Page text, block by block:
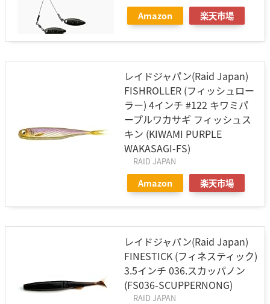
Amazon 楽天市場
レイドジャパン(Raid Japan)
FISHROLLER (フィッシュロー
ラー) 4インチ #122 キワミパ
ープルワカサギ フィッシュス
キン (KIWAMI PURPLE
WAKASAGI-FS)
RAID JAPAN
Amazon 楽天市場
レイドジャパン(Raid Japan)
FINESTICK (フィネスティック)
3.5インチ 036.スカッパノン
(FS036-SCUPPERNONG)
RAID JAPAN